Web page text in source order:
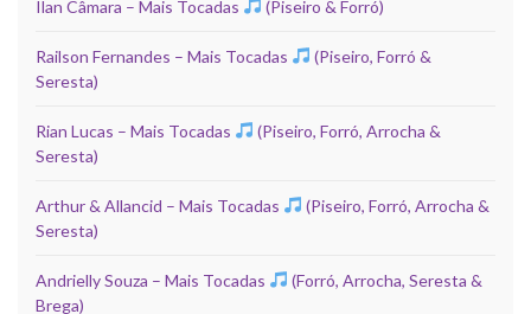
Ilan Câmara – Mais Tocadas (Piseiro & Forró)
Railson Fernandes – Mais Tocadas
(Piseiro, Forró &
Seresta)
Rian Lucas – Mais Tocadas
(Piseiro, Forró, Arrocha &
Seresta)
Arthur & Allancid – Mais Tocadas
(Piseiro, Forró, Arrocha &
Seresta)
Andrielly Souza – Mais Tocadas
(Forró, Arrocha, Seresta &
Brega)